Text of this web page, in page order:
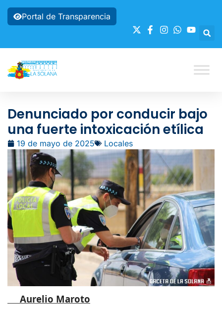
Portal de Transparencia
Denunciado por conducir bajo
una fuerte intoxicación etílica
19 de mayo de 2025 Locales
Aurelio Maroto